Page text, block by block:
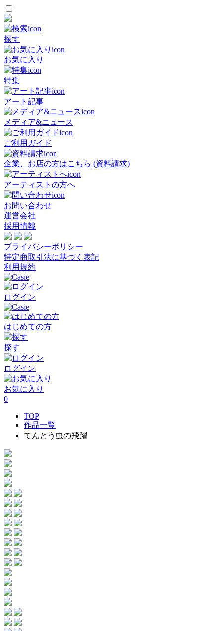
探す
お気に入り
特集
アート記事
メディア&ニュース
ご利用ガイド
企業、お店の方はこちら (資料請求)
アーティストの方へ
お問い合わせ
運営会社
採用情報
プライバシーポリシー
特定商取引法に基づく表記
利用規約
ログイン
はじめての方
探す
ログイン
お気に入り
0
TOP
作品一覧
てんとう虫の飛躍